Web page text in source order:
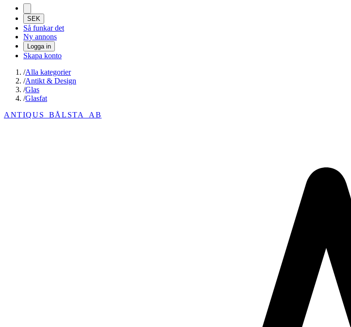
SEK
Så funkar det
Ny annons
Logga in
Skapa konto
/Alla kategorier
/Antikt & Design
/Glas
/Glasfat
ANTIQUS_BÅLSTA_AB